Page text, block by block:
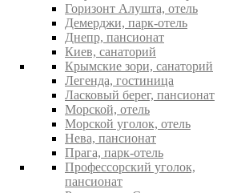
Горизонт Алушта, отель
Демерджи, парк-отель
Днепр, пансионат
Киев, санаторий
Крымские зори, санаторий
Легенда, гостиница
Ласковый берег, пансионат
Морской, отель
Морской уголок, отель
Нева, пансионат
Прага, парк-отель
Профессорский уголок,
пансионат